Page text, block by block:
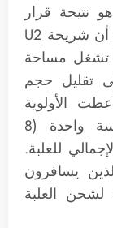
نتيجة قرار
تصميمي. أحد التفسيرات المحتملة هو أن شريحة U2
تشغل مساحة
تقليل حجم
الأولوية
لتجربة الاستخدام الطويلة في جلسة واحدة (8
للعلبة.
يسافرون
العلبة